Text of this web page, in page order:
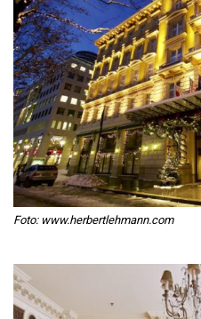
Foto: www.herbertlehmann.com